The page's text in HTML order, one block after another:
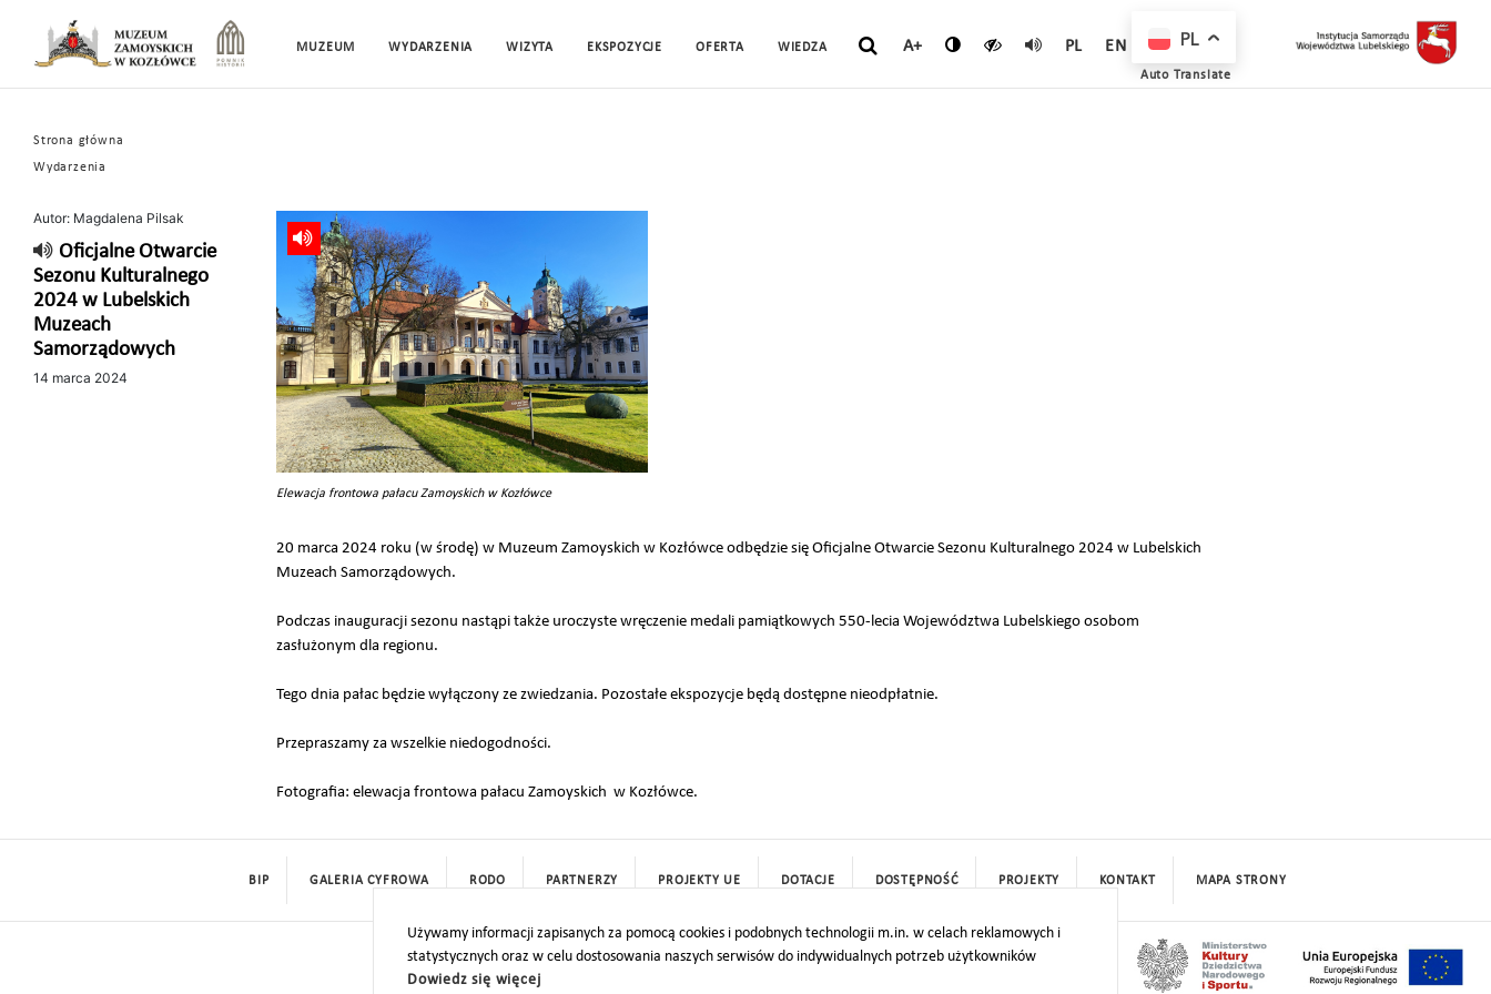
MUZEUM WYDARZENIA WIZYTA EKSPOZYCJE OFERTA WIEDZA A+ PL EN
Strona główna
Wydarzenia
Autor: Magdalena Pilsak
Oficjalne Otwarcie
Sezonu Kulturalnego
2024 w Lubelskich
Muzeach
Samorządowych
14 marca 2024
Elewacja frontowa pałacu Zamoyskich w Kozłówce
20 marca 2024 roku (w środę) w Muzeum Zamoyskich w Kozłówce odbędzie się Oficjalne Otwarcie Sezonu Kulturalnego 2024 w Lubelskich
Muzeach Samorządowych.
Podczas inauguracji sezonu nastąpi także uroczyste wręczenie medali pamiątkowych 550-lecia Województwa Lubelskiego osobom
zasłużonym dla regionu.
Tego dnia pałac będzie wyłączony ze zwiedzania. Pozostałe ekspozycje będą dostępne nieodpłatnie.
Przepraszamy za wszelkie niedogodności.
Fotografia: elewacja frontowa pałacu Zamoyskich w Kozłówce.
Używamy informacji zapisanych za pomocą cookies i podobnych technologii m.in. w celach reklamowych i
statystycznych oraz w celu dostosowania naszych serwisów do indywidualnych potrzeb użytkowników
Dowiedz się więcej
BIP GALERIA CYFROWA RODO PARTNERZY PROJEKTY UE DOTACJE DOSTĘPNOŚĆ PROJEKTY KONTAKT MAPA STRONY
PL
Auto Translate